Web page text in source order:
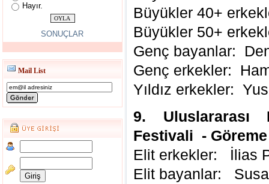
Hayır.
SONUÇLAR
Mail List
Büyükler 40+
Büyükler 50+
Genç bayanlar:
Genç erkekler:
Yıldız erkekler:
9. Uluslararası
Festivali - Göreme
Elit erkekler: İlias
Elit bayanlar: